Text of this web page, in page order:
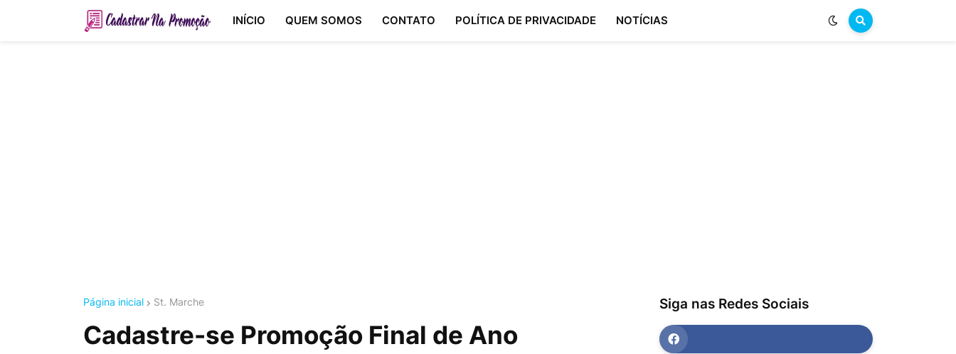
INÍCIO QUEM SOMOS CONTATO POLÍTICA DE PRIVACIDADE NOTÍCIAS
Página inicial St. Marche
Cadastre-se Promoção Final de Ano
Siga nas Redes Sociais